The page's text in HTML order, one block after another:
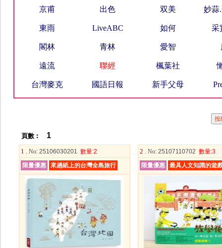
京甫 出色 双美 妙蒜
東雨 LiveABC 如何 采
閣林 青林 愛智
遠流 聯經 楓葉社
台灣麥克 國語日報 新手父母
頁數︰ 1
1 . No: 25106030201 數量:2
限量優惠
來趟紙上的台灣全島旅行
2 . No: 25107110702 數量:3
限量優惠
最具人文知識的遊